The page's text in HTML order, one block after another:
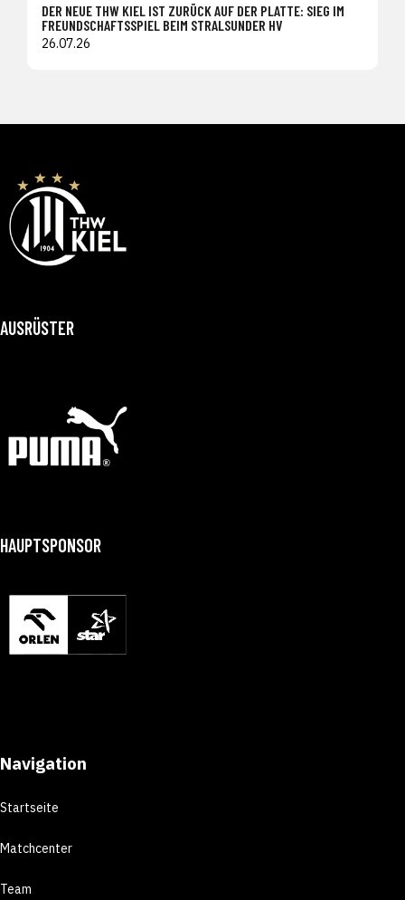
DER NEUE THW KIEL IST ZURÜCK AUF DER PLATTE: SIEG IM
FREUNDSCHAFTSSPIEL BEIM STRALSUNDER HV
26.07.26
AUSRÜSTER
HAUPTSPONSOR
Navigation
Startseite
Matchcenter
Team